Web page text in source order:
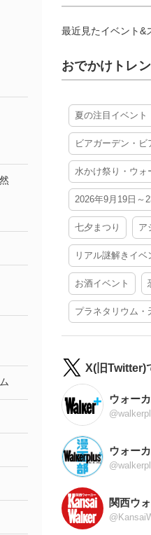
最近見たイベント&
おでかけトレ
夏の注目イベント
ビアガーデン・ビ
水かけ祭り・ウォ
2026年9月19日～
七夕まつり ア
リアル謎解きイベ
お酒イベント
プラネタリウム・
X(旧Twitter)
ウォー
ウォー
関西ウ